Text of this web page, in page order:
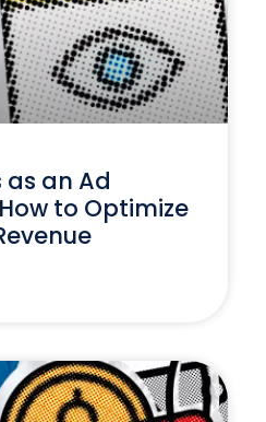
an Ad
to Optimize